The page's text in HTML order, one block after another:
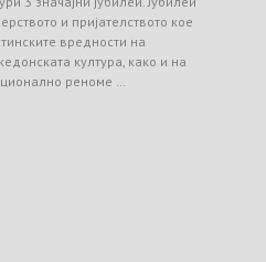
и пријателството кое
вредности на
култура, како и на
реноме …